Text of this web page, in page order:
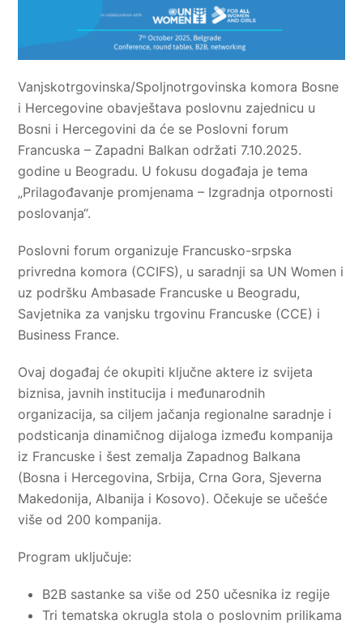
Vanjskotrgovinska/Spoljnotrgovinska komora Bosne
i Hercegovine obavještava poslovnu zajednicu u
Bosni i Hercegovini da će se Poslovni forum
Francuska – Zapadni Balkan održati 7.10.2025.
godine u Beogradu. U fokusu događaja je tema
„Prilagođavanje promjenama – Izgradnja otpornosti
poslovanja“.
Poslovni forum organizuje Francusko-srpska
privredna komora (CCIFS), u saradnji sa UN Women i
uz podršku Ambasade Francuske u Beogradu,
Savjetnika za vanjsku trgovinu Francuske (CCE) i
Business France.
Ovaj događaj će okupiti ključne aktere iz svijeta
biznisa, javnih institucija i međunarodnih
organizacija, sa ciljem jačanja regionalne saradnje i
podsticanja dinamičnog dijaloga između kompanija
iz Francuske i šest zemalja Zapadnog Balkana
(Bosna i Hercegovina, Srbija, Crna Gora, Sjeverna
Makedonija, Albanija i Kosovo). Očekuje se učešće
više od 200 kompanija.
Program uključuje:
B2B sastanke sa više od 250 učesnika iz regije
Tri tematska okrugla stola o poslovnim prilikama